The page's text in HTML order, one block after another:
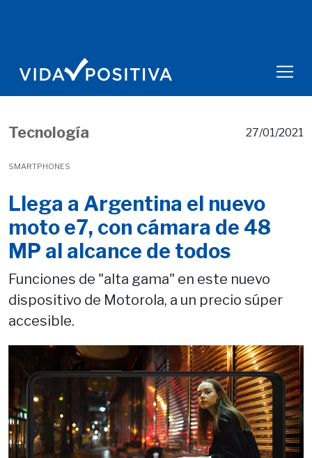
Tecnología
SMARTPHONES
27/01/2021
Llega a Argentina el nuevo
moto e7, con cámara de 48
MP al alcance de todos
Funciones de "alta gama" en este nuevo
dispositivo de Motorola, a un precio súper
accesible.